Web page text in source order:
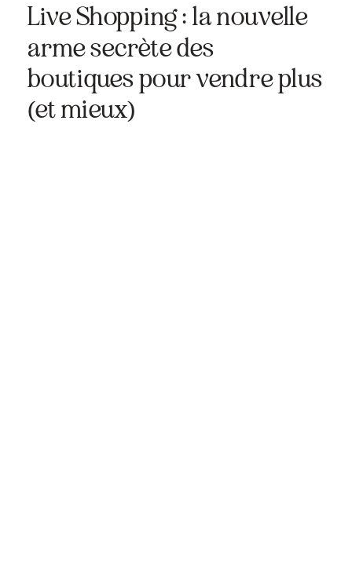
Live Shopping : la nouvelle
arme secrète des
boutiques pour vendre plus
(et mieux)